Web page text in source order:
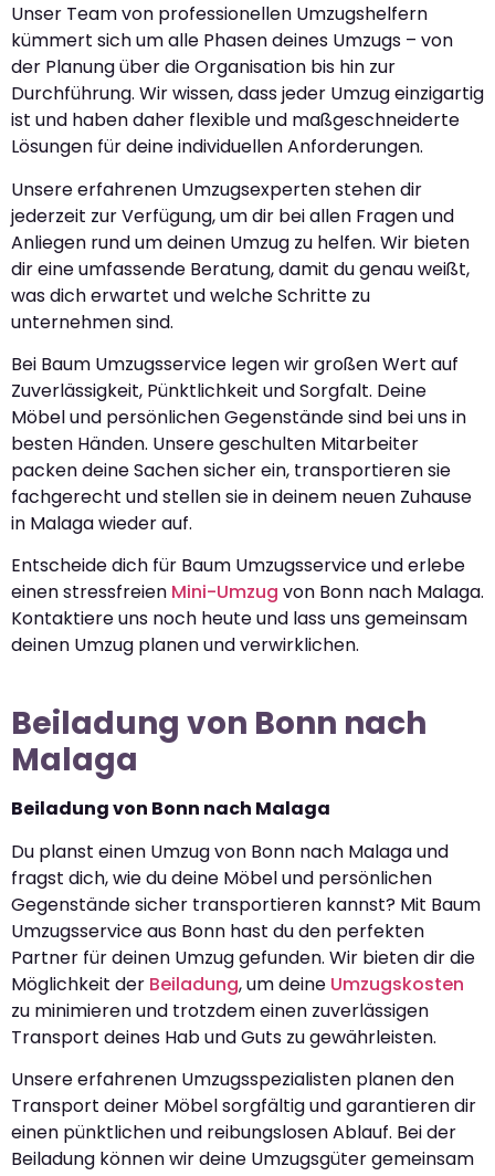
Unser Team von professionellen Umzugshelfern
kümmert sich um alle Phasen deines Umzugs – von
der Planung über die Organisation bis hin zur
Durchführung. Wir wissen, dass jeder Umzug einzigartig
ist und haben daher flexible und maßgeschneiderte
Lösungen für deine individuellen Anforderungen.
Unsere erfahrenen Umzugsexperten stehen dir
jederzeit zur Verfügung, um dir bei allen Fragen und
Anliegen rund um deinen Umzug zu helfen. Wir bieten
dir eine umfassende Beratung, damit du genau weißt,
was dich erwartet und welche Schritte zu
unternehmen sind.
Bei Baum Umzugsservice legen wir großen Wert auf
Zuverlässigkeit, Pünktlichkeit und Sorgfalt. Deine
Möbel und persönlichen Gegenstände sind bei uns in
besten Händen. Unsere geschulten Mitarbeiter
packen deine Sachen sicher ein, transportieren sie
fachgerecht und stellen sie in deinem neuen Zuhause
in Malaga wieder auf.
Entscheide dich für Baum Umzugsservice und erlebe
einen stressfreien Mini-Umzug von Bonn nach Malaga.
Kontaktiere uns noch heute und lass uns gemeinsam
deinen Umzug planen und verwirklichen.
Beiladung von Bonn nach
Malaga
Beiladung von Bonn nach Malaga
Du planst einen Umzug von Bonn nach Malaga und
fragst dich, wie du deine Möbel und persönlichen
Gegenstände sicher transportieren kannst? Mit Baum
Umzugsservice aus Bonn hast du den perfekten
Partner für deinen Umzug gefunden. Wir bieten dir die
Möglichkeit der Beiladung, um deine Umzugskosten
zu minimieren und trotzdem einen zuverlässigen
Transport deines Hab und Guts zu gewährleisten.
Unsere erfahrenen Umzugsspezialisten planen den
Transport deiner Möbel sorgfältig und garantieren dir
einen pünktlichen und reibungslosen Ablauf. Bei der
Beiladung können wir deine Umzugsgüter gemeinsam